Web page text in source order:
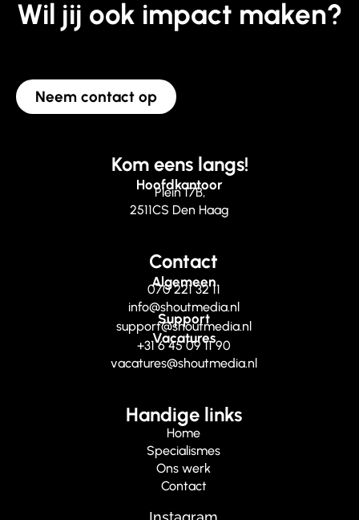
Wil jij ook impact maken?
Neem contact op
Kom eens langs!
Hoofdkantoor
Plein 17B,
2511CS Den Haag
Contact
Algemeen
070 221 32 11
info@shoutmedia.nl
Support
support@shoutmedia.nl
Vacatures
+31 6 45 09 11 90
vacatures@shoutmedia.nl
Handige links
Home
Specialismes
Ons werk
Contact